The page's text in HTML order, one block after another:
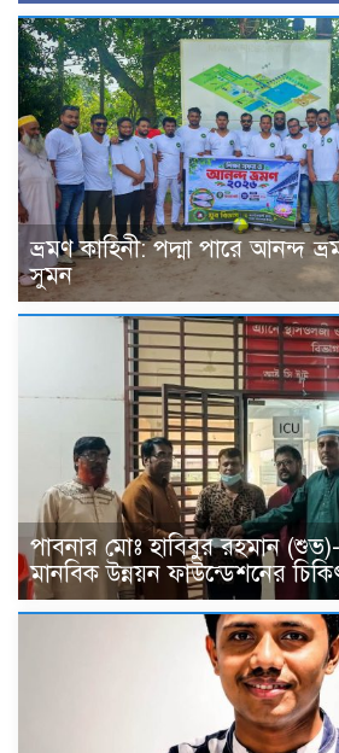
ভ্রমণ কাহিনী: পদ্মা পারে আনন্দ
সুমন
পাবনার মোঃ হাবিবুর রহমান
মানবিক উন্নয়ন ফাউন্ডেশনের